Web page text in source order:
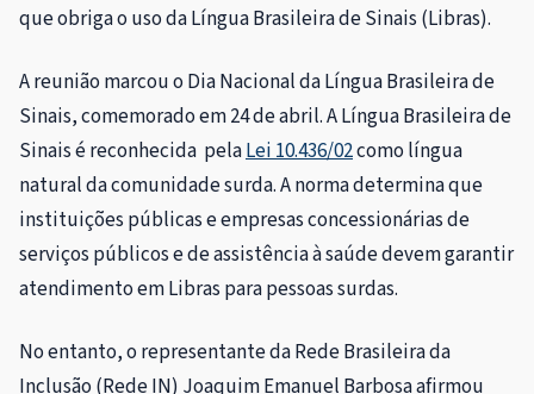
que obriga o uso da Língua Brasileira de Sinais (Libras).
A reunião marcou o Dia Nacional da Língua Brasileira de
Sinais, comemorado em 24 de abril. A Língua Brasileira de
Sinais é reconhecida pelaLei 10.436/02como língua
natural da comunidade surda. A norma determina que
instituições públicas e empresas concessionárias de
serviços públicos e de assistência à saúde devem garantir
atendimento em Libras para pessoas surdas.
No entanto, o representante da Rede Brasileira da
Inclusão (Rede IN) Joaquim Emanuel Barbosa afirmou